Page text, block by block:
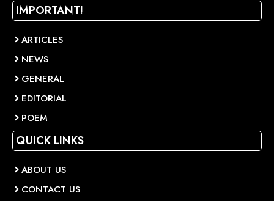
IMPORTANT!
ARTICLES
NEWS
GENERAL
EDITORIAL
POEM
QUICK LINKS
ABOUT US
CONTACT US